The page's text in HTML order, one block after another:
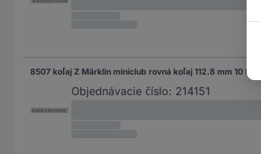
8507 koľaj Z Märklin miniclub rovná koľaj 112.8 mm 10 ks
Objednávacie číslo: 214151